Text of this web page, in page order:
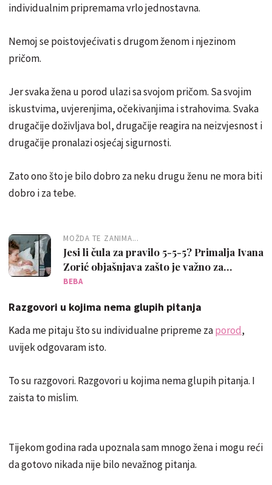
individualnim pripremama vrlo jednostavna.
Nemoj se poistovjećivati s drugom ženom i njezinom
pričom.
Jer svaka žena u porod ulazi sa svojom pričom. Sa svojim
iskustvima, uvjerenjima, očekivanjima i strahovima. Svaka
drugačije doživljava bol, drugačije reagira na neizvjesnost i
drugačije pronalazi osjećaj sigurnosti.
Zato ono što je bilo dobro za neku drugu ženu ne mora biti
dobro i za tebe.
MOŽDA TE ZANIMA...
Jesi li čula za pravilo 5-5-5? Primalja Ivana
Zorić objašnjava zašto je važno za
oporavak nakon poroda
BEBA
Razgovori u kojima nema glupih pitanja
Kada me pitaju što su individualne pripreme zaporod,
uvijek odgovaram isto.
To su razgovori. Razgovori u kojima nema glupih pitanja. I
zaista to mislim.
Tijekom godina rada upoznala sam mnogo žena i mogu reći
da gotovo nikada nije bilo nevažnog pitanja.